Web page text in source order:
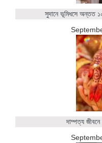
সুদানে ভূমিধসে অন্তত
দাম্পত্য